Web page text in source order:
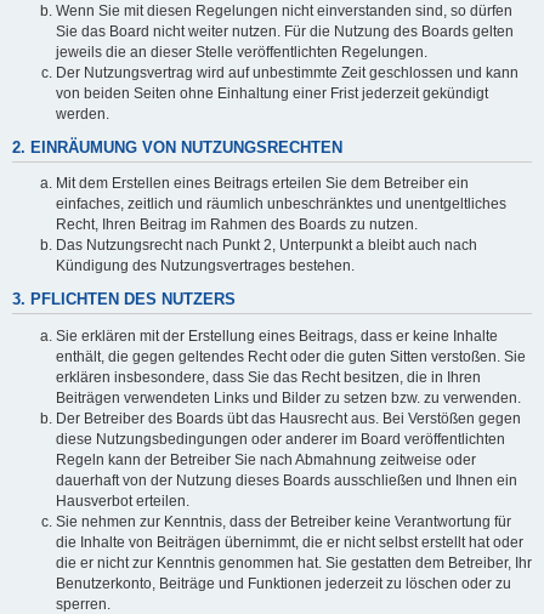
Wenn Sie mit diesen Regelungen nicht einverstanden sind, so dürfen
Sie das Board nicht weiter nutzen. Für die Nutzung des Boards gelten
jeweils die an dieser Stelle veröffentlichten Regelungen.
Der Nutzungsvertrag wird auf unbestimmte Zeit geschlossen und kann
von beiden Seiten ohne Einhaltung einer Frist jederzeit gekündigt
werden.
2. EINRÄUMUNG VON NUTZUNGSRECHTEN
Mit dem Erstellen eines Beitrags erteilen Sie dem Betreiber ein
einfaches, zeitlich und räumlich unbeschränktes und unentgeltliches
Recht, Ihren Beitrag im Rahmen des Boards zu nutzen.
Das Nutzungsrecht nach Punkt 2, Unterpunkt a bleibt auch nach
Kündigung des Nutzungsvertrages bestehen.
3. PFLICHTEN DES NUTZERS
Sie erklären mit der Erstellung eines Beitrags, dass er keine Inhalte
enthält, die gegen geltendes Recht oder die guten Sitten verstoßen. Sie
erklären insbesondere, dass Sie das Recht besitzen, die in Ihren
Beiträgen verwendeten Links und Bilder zu setzen bzw. zu verwenden.
Der Betreiber des Boards übt das Hausrecht aus. Bei Verstößen gegen
diese Nutzungsbedingungen oder anderer im Board veröffentlichten
Regeln kann der Betreiber Sie nach Abmahnung zeitweise oder
dauerhaft von der Nutzung dieses Boards ausschließen und Ihnen ein
Hausverbot erteilen.
Sie nehmen zur Kenntnis, dass der Betreiber keine Verantwortung für
die Inhalte von Beiträgen übernimmt, die er nicht selbst erstellt hat oder
die er nicht zur Kenntnis genommen hat. Sie gestatten dem Betreiber, Ihr
Benutzerkonto, Beiträge und Funktionen jederzeit zu löschen oder zu
sperren.